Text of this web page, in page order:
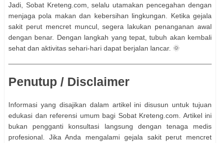
Jadi, Sobat Kreteng.com, selalu utamakan pencegahan dengan
menjaga pola makan dan kebersihan lingkungan. Ketika gejala
sakit perut mencret muncul, segera lakukan penanganan awal
dengan benar. Dengan langkah yang tepat, tubuh akan kembali
sehat dan aktivitas sehari-hari dapat berjalan lancar. 🌞
Penutup / Disclaimer
Informasi yang disajikan dalam artikel ini disusun untuk tujuan
edukasi dan referensi umum bagi Sobat Kreteng.com. Artikel ini
bukan pengganti konsultasi langsung dengan tenaga medis
profesional. Jika Anda mengalami gejala sakit perut mencret